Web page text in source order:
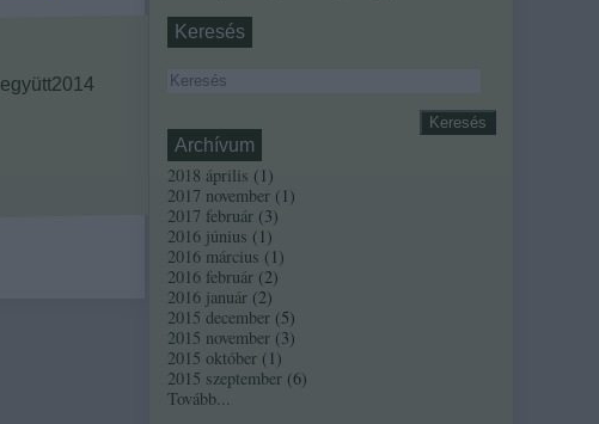
együtt2014
Keresés
Archívum
2018 április ( 1 )
2017 november ( 1 )
2017 február (3)
2016 június ( 1 )
2016 március ( 1 )
2016 február (2)
2016 január (2)
2015 december (5)
2015 november (3)
2015 október ( 1 )
2015 szeptember (6)
Tovább...